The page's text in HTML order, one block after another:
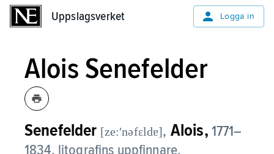
Uppslagsverket Logga in
Alois Senefelder
Senefelder [ze:ʹnəfɛldɐ], Alois, 1771–
1834, litografins uppfinnare.